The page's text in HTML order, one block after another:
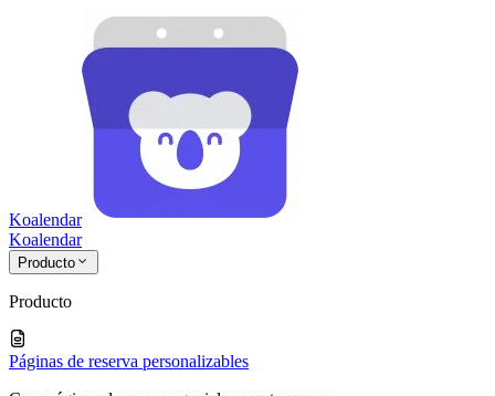
Koalendar
Koalendar
Producto
Producto
Páginas de reserva personalizables